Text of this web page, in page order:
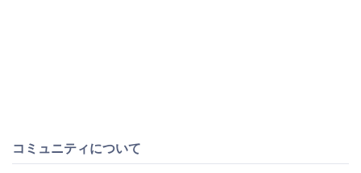
コミュニティについて